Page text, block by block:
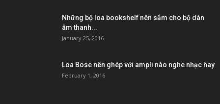
Những bộ loa bookshelf nên sắm cho bộ dàn
âm thanh...
January 25, 2016
Loa Bose nên ghép với ampli nào nghe nhạc hay
February 1, 2016